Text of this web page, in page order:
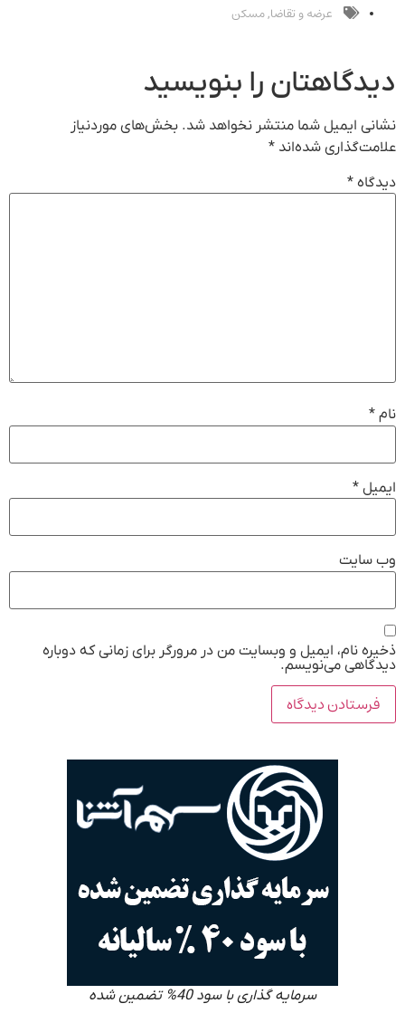
عرضه و تقاضا,مسکن
دیدگاهتان را بنویسید
نشانی ایمیل شما منتشر نخواهد شد. بخش‌های موردنیاز
علامت‌گذاری شده‌اند *
دیدگاه *
نام *
ایمیل *
وب‌ سایت
ذخیره نام، ایمیل و وبسایت من در مرورگر برای زمانی که دوباره
دیدگاهی می‌نویسم.
سرمایه گذاری با سود 40% تضمین شده